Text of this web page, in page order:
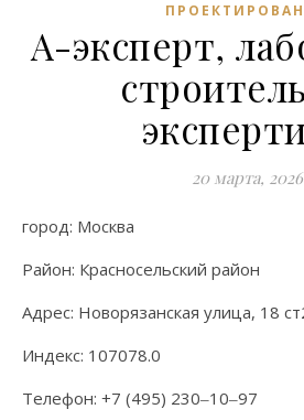
А-эксперт,
20 марта, 2026
город: Москва
Район: Красносельский район
Адрес: Новорязанская улица, 18
Индекс: 107078.0
Телефон: +7 (495) 230‒10‒97